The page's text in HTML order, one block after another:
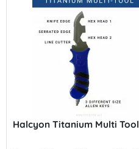
Halcyon Titanium Multi Tool